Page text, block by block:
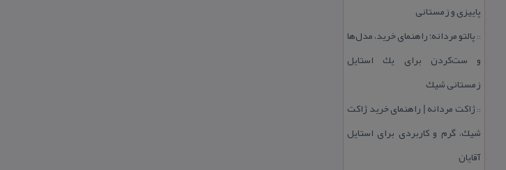
پاییزی و زمستانی
:: پالتو مردانه؛ راهنمای خرید، مدل‌ها
و ست‌كردن برای یك استایل
زمستانی شیك
::ژاكت مردانه | راهنمای خرید ژاكت
شیك، گرم و كاربردی برای استایل
آقایان